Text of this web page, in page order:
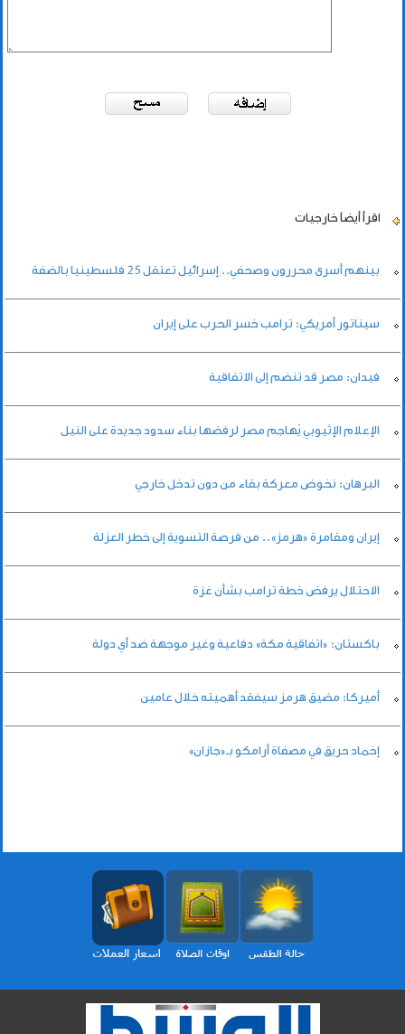
اقرأ أيضاً خارجيات
بينهم أسرى محررون وصحفي.. إسرائيل تعتقل 25 فلسطينيا بالضفة
سيناتور أمريكي: ترامب خسر الحرب على إيران
فيدان: مصر قد تنضم إلى الاتفاقية
الإعلام الإثيوبي يُهاجم مصر لرفضها بناء سدود جديدة على النيل
البرهان: نخوض معركة بقاء من دون تدخل خارجي
إيران ومقامرة «هرمز».. من فرصة التسوية إلى خطر العزلة
الاحتلال يرفض خطة ترامب بشأن غزة
باكستان: «اتفاقية مكة» دفاعية وغير موجهة ضد أي دولة
أميركا: مضيق هرمز سيفقد أهميته خلال عامين
إخماد حريق في مصفاة أرامكو بـ«جازان»